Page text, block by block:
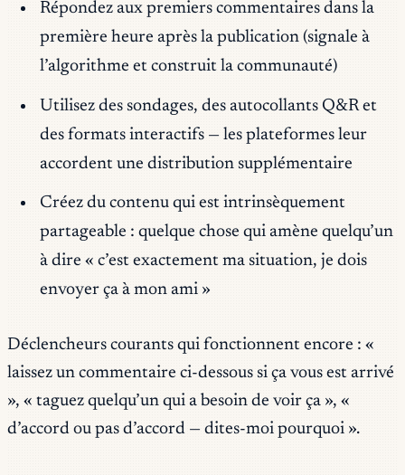
Répondez aux premiers commentaires dans la
première heure après la publication (signale à
l’algorithme et construit la communauté)
Utilisez des sondages, des autocollants Q&R et
des formats interactifs — les plateformes leur
accordent une distribution supplémentaire
Créez du contenu qui est intrinsèquement
partageable : quelque chose qui amène quelqu’un
à dire « c’est exactement ma situation, je dois
envoyer ça à mon ami »
Déclencheurs courants qui fonctionnent encore : «
laissez un commentaire ci-dessous si ça vous est arrivé
», « taguez quelqu’un qui a besoin de voir ça », «
d’accord ou pas d’accord — dites-moi pourquoi ».